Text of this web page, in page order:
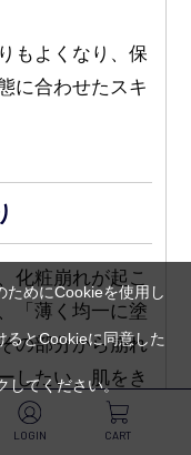
LOGIN CART
もよくなり、保
に合わせたスキ
化粧崩れが起こ
「薄く均一に塗
の部分から崩れ
したい、肌をき
度も重ね塗りし
ためにCookieを使用し
るとCookieに同意した
してください。